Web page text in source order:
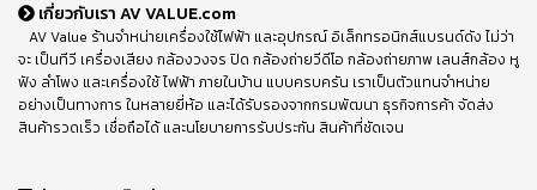
เกี่ยวกับเรา AV VALUE.com
AV Value ร้านจำหน่ายเครื่องใช้ไฟฟ้า และอุปกรณ์ อิเล็กทรอนิกส์แบรนด์ดัง ไม่ว่า
จะ เป็นทีวี เครื่องเสียง กล้องวงจร ปิด กล้องถ่ายวีดีโอ กล้องถ่ายภาพ เลนส์กล้อง หู
ฟัง ลำโพง และเครื่องใช้ ไฟฟ้า ภายในบ้าน แบบครบครัน เราเป็นตัวแทนจำหน่าย
อย่างเป็นทางการ ในหลายยี่ห้อ และได้รับรองจากกรมพัฒนา ธุรกิจการค้า จัดส่ง
สินค้ารวดเร็ว เชื่อถือได้ และนโยบายการรับประกัน สินค้าที่ชัดเจน